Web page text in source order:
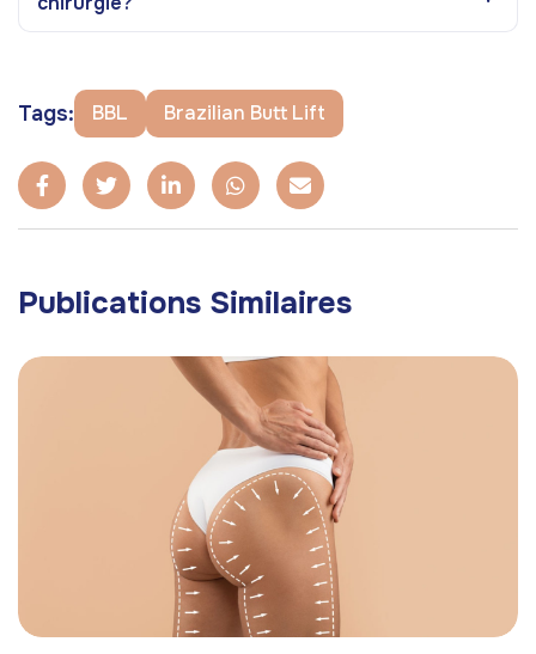
Tags: BBL Brazilian Butt Lift
Publications Similaires